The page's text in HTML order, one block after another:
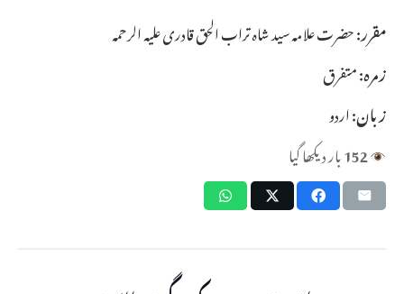
مقرر:حضرت علامہ سید شاہ تراب الحق قادری علیہ الرحمہ
زمرہ:متفرق
زبان:اردو
152بار دیکھا گیا